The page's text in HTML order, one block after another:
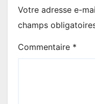
Votre adresse e-
champs
Commentaire *